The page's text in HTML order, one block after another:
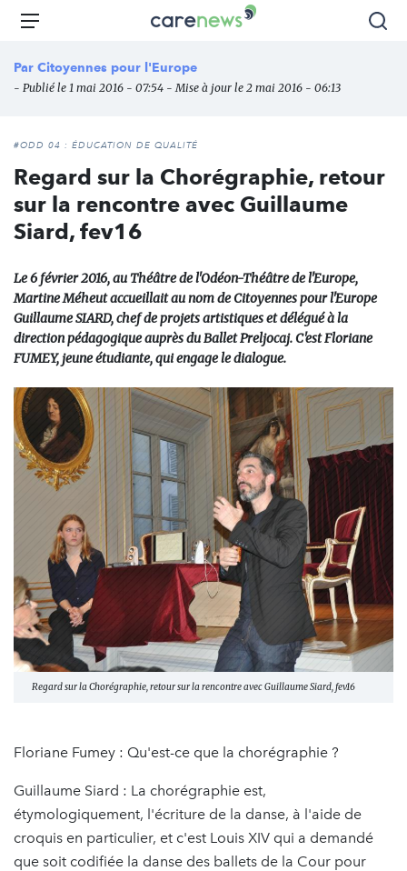
Aller
principal
Carenews,
média
des
l'engagement
Menu
Par Citoyennes pour l'Europe
- Publié le 1 mai 2016 - 07:54 - Mise à jour le 2 mai 2016 - 06:13
#ODD 04 : ÉDUCATION DE QUALITÉ
Regard sur la Chorégraphie, retour
sur la rencontre avec Guillaume
Siard, fev16
Le 6 février 2016, au Théâtre de l'Odéon-Théâtre de l'Europe,
Martine Méheut accueillait au nom de Citoyennes pour l'Europe
Guillaume SIARD, chef de projets artistiques et délégué à la
direction pédagogique auprès du Ballet Preljocaj. C'est Floriane
FUMEY, jeune étudiante, qui engage le dialogue.
Regard sur la Chorégraphie, retour sur la rencontre avec Guillaume Siard, fev16
Floriane Fumey : Qu'est-ce que la chorégraphie ?
Guillaume Siard : La chorégraphie est,
étymologiquement, l'écriture de la danse, à l'aide de
croquis en particulier, et c'est Louis XIV qui a demandé
que soit codifiée la danse des ballets de la Cour pour